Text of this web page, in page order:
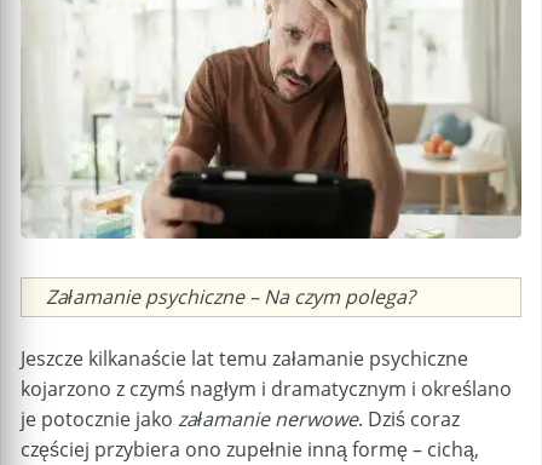
Caption
Załamanie psychiczne – Na czym polega?
Jeszcze kilkanaście lat temu załamanie psychiczne
kojarzono z czymś nagłym i dramatycznym i określano
je potocznie jako załamanie nerwowe. Dziś coraz
częściej przybiera ono zupełnie inną formę – cichą,